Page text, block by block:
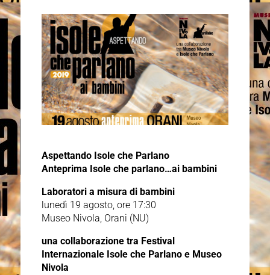
Aspettando Isole che Parlano
Anteprima Isole che parlano…ai bambini
Laboratori a misura di bambini
lunedì 19 agosto, ore 17:30
Museo Nivola, Orani (NU)
una collaborazione tra Festival
Internazionale Isole che Parlano e Museo
Nivola